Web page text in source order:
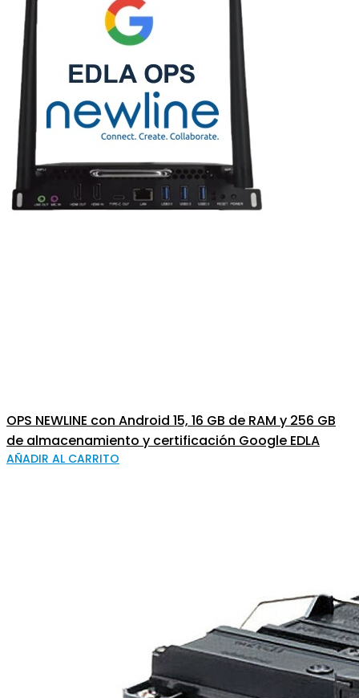
OPS NEWLINE con Android 15, 16 GB de RAM y 256 GB
de almacenamiento y certificación Google EDLA
AÑADIR AL CARRITO